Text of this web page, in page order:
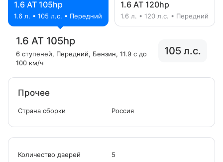
1.6 AT 105hp
1.6 л. • 105 л.с. • Передний
1.6 AT 120hp
1.6 л. • 120 л.с. • Передний
1.6 AT 105hp
6 ступеней, Передний, Бензин, 11.9 с до
100 км/ч
105 л.с.
Прочее
Страна сборки Россия
Количество дверей
5